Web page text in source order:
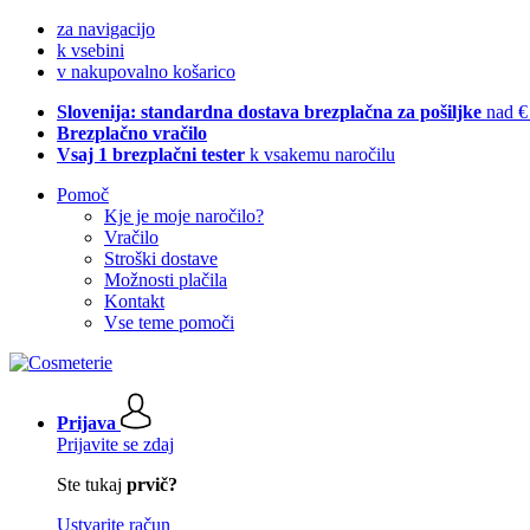
za navigacijo
k vsebini
v nakupovalno košarico
Slovenija: standardna dostava brezplačna za pošiljke nad
Brezplačno vračilo
Vsaj 1 brezplačni tester k vsakemu naročilu
Pomoč
Kje je moje naročilo?
Vračilo
Stroški dostave
Možnosti plačila
Kontakt
Vse teme pomoči
Prijava
Prijavite se zdaj
Ste tukaj prvič?
Ustvarite račun